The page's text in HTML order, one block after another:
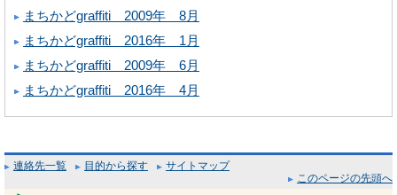
まちかどgraffiti 2009年 8月
まちかどgraffiti 2016年 1月
まちかどgraffiti 2009年 6月
まちかどgraffiti 2016年 4月
連絡先一覧 目的から探す
サイトマップ
このページの先頭へ